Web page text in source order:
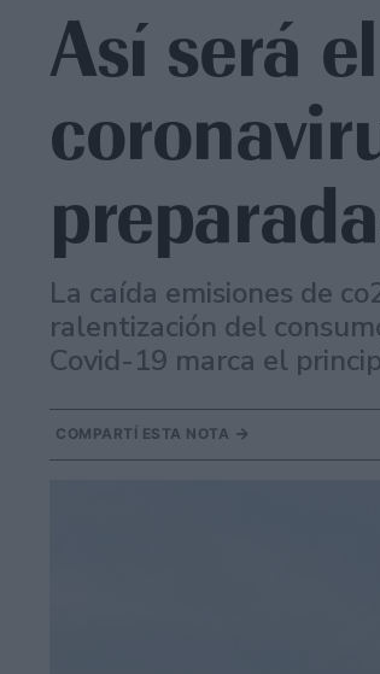
Así será
La caída emisiones de
ralentización del
Covid-19 marca el
COMPARTÍ ESTA NOTA